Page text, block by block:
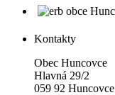
Kontakty
Obec Huncovce
Hlavná 29/2
059 92 Huncovce